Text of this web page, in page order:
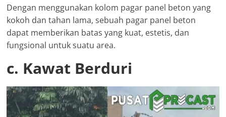
Dengan menggunakan kolom pagar panel beton yang
kokoh dan tahan lama, sebuah pagar panel beton
dapat memberikan batas yang kuat, estetis, dan
fungsional untuk suatu area.
c. Kawat Berduri